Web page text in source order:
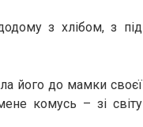
з хлібом, з під
його до мамки своєї
комусь – зі світу